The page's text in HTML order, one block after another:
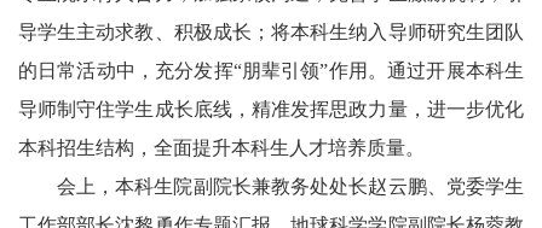
导学生主动求教、积极成长；将本科生纳入导师研究生团队
的日常活动中，充分发挥“朋辈引领”作用。通过开展本科生
导师制守住学生成长底线，精准发挥思政力量，进一步优化
本科招生结构，全面提升本科生人才培养质量。
会上，本科生院副院长兼教务处处长赵云鹏、 党委学生